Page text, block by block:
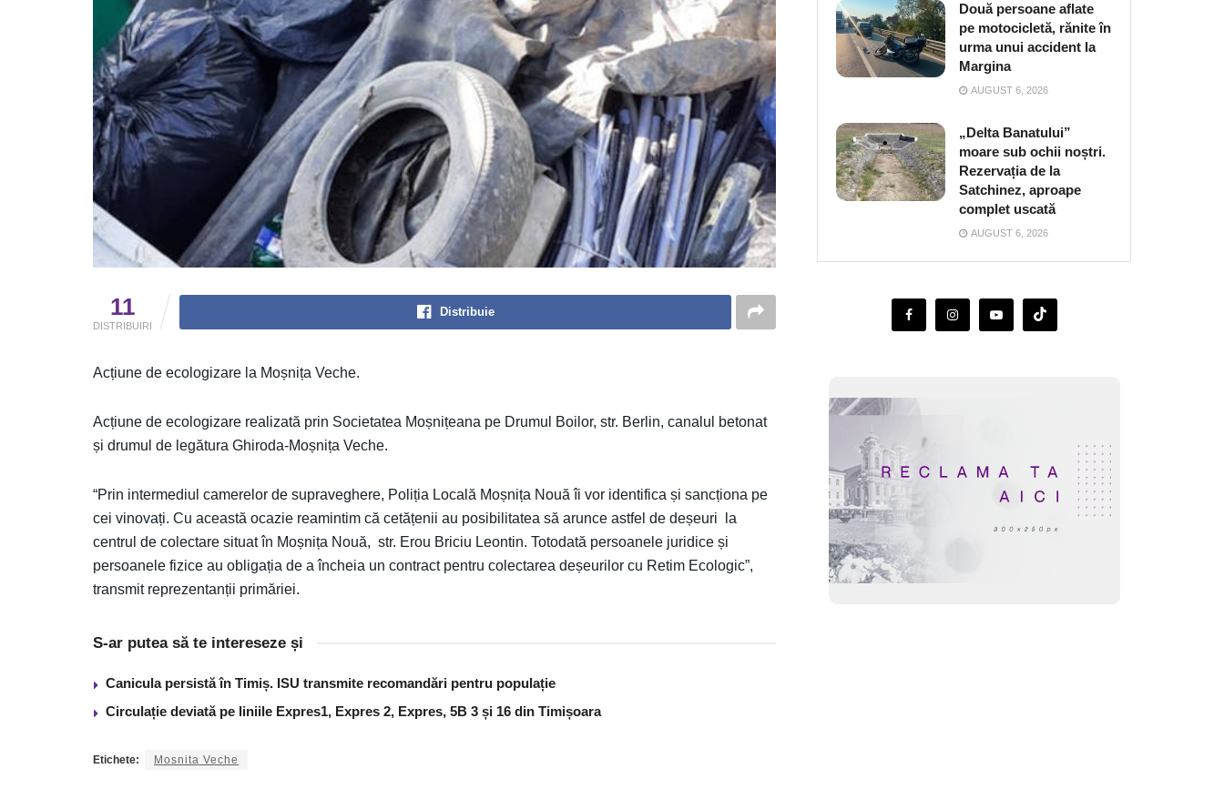
11
DISTRIBUIRI
Distribuie
Acțiune de ecologizare la Moșnița Veche.
Acțiune de ecologizare realizată prin Societatea Moșnițeana pe Drumul Boilor, str. Berlin, canalul betonat
și drumul de legătura Ghiroda-Moșnița Veche.
“Prin intermediul camerelor de supraveghere, Poliția Locală Moșnița Nouă îi vor identifica și sancționa pe
cei vinovați. Cu această ocazie reamintim că cetățenii au posibilitatea să arunce astfel de deșeuri la
centrul de colectare situat în Moșnița Nouă, str. Erou Briciu Leontin. Totodată persoanele juridice și
persoanele fizice au obligația de a încheia un contract pentru colectarea deșeurilor cu Retim Ecologic”,
transmit reprezentanții primăriei.
S-ar putea să te intereseze și
Canicula persistă în Timiș. ISU transmite recomandări pentru populație
Circulație deviată pe liniile Expres1, Expres 2, Expres, 5B 3 și 16 din Timișoara
Etichete: Mosnita Veche
Două persoane aflate
pe motocicletă, rănite în
urma unui accident la
Margina
AUGUST 6, 2026
„Delta Banatului”
moare sub ochii noștri.
Rezervația de la
Satchinez, aproape
complet uscată
AUGUST 6, 2026